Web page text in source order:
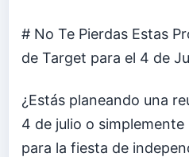
# No Te Pierdas Estas
de Target para el 4 de
¿Estás planeando una
4 de julio o
para la fiesta de